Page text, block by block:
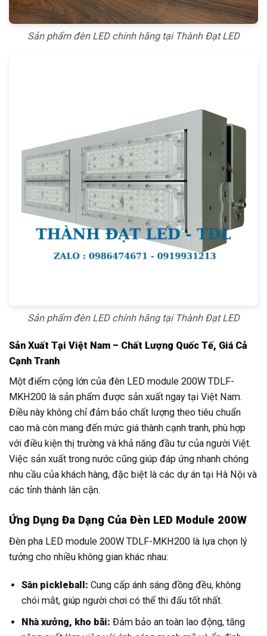
Sản phẩm đèn LED chính hãng tại Thành Đạt LED
Sản phẩm đèn LED chính hãng tại Thành Đạt LED
Sản Xuất Tại Việt Nam – Chất Lượng Quốc Tế, Giá Cả
Cạnh Tranh
Một điểm cộng lớn của đèn LED module 200W TDLF-
MKH200 là sản phẩm được sản xuất ngay tại Việt Nam.
Điều này không chỉ đảm bảo chất lượng theo tiêu chuẩn
cao mà còn mang đến mức giá thành cạnh tranh, phù hợp
với điều kiện thị trường và khả năng đầu tư của người Việt.
Việc sản xuất trong nước cũng giúp đáp ứng nhanh chóng
nhu cầu của khách hàng, đặc biệt là các dự án tại Hà Nội và
các tỉnh thành lân cận.
Ứng Dụng Đa Dạng Của Đèn LED Module 200W
Đèn pha LED module 200W TDLF-MKH200 là lựa chọn lý
tưởng cho nhiều không gian khác nhau:
Sân pickleball: Cung cấp ánh sáng đồng đều, không
chói mắt, giúp người chơi có thể thi đấu tốt nhất.
Nhà xưởng, kho bãi: Đảm bảo an toàn lao động, tăng